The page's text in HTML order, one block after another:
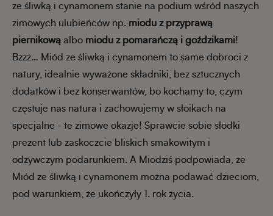
ze śliwką i cynamonem stanie na podium wśród naszych
zimowych ulubieńców np. miodu z przyprawą
piernikową albo miodu z pomarańczą i goździkami!
Bzzz… Miód ze śliwką i cynamonem to same dobroci z
natury, idealnie wyważone składniki, bez sztucznych
dodatków i bez konserwantów, bo kochamy to, czym
częstuje nas natura i zachowujemy w słoikach na
specjalne - te zimowe okazje! Sprawcie sobie słodki
prezent lub zaskoczcie bliskich smakowitym i
odżywczym podarunkiem. A Miodziś podpowiada, że
Miód ze śliwką i cynamonem można podawać dzieciom,
pod warunkiem, że ukończyły 1. rok życia.